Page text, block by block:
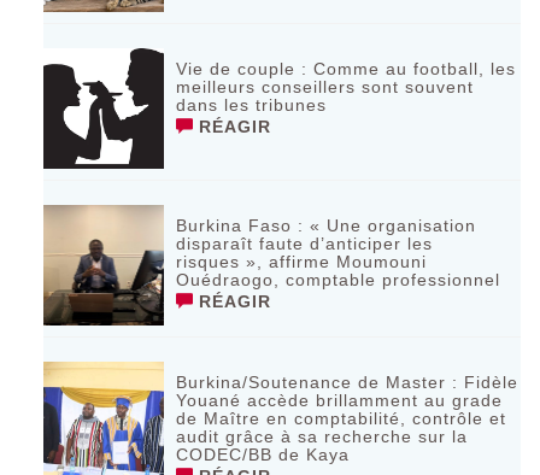
Vie de couple : Comme au football, les
meilleurs conseillers sont souvent
dans les tribunes
RÉAGIR
Burkina Faso : « Une organisation
disparaît faute d’anticiper les
risques », affirme Moumouni
Ouédraogo, comptable professionnel
RÉAGIR
Burkina/Soutenance de Master : Fidèle
Youané accède brillamment au grade
de Maître en comptabilité, contrôle et
audit grâce à sa recherche sur la
CODEC/BB de Kaya